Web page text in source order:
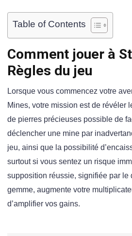
Table of Contents
Comment jouer à
Règles du jeu
Lorsque vous commencez votre
Mines, votre mission est de révéler
de pierres précieuses possible de
déclencher une mine par
jeu, ainsi que la possibilité
surtout si vous sentez un risque
supposition réussie, signifiée par le
gemme, augmente votre
d’amplifier vos gains.